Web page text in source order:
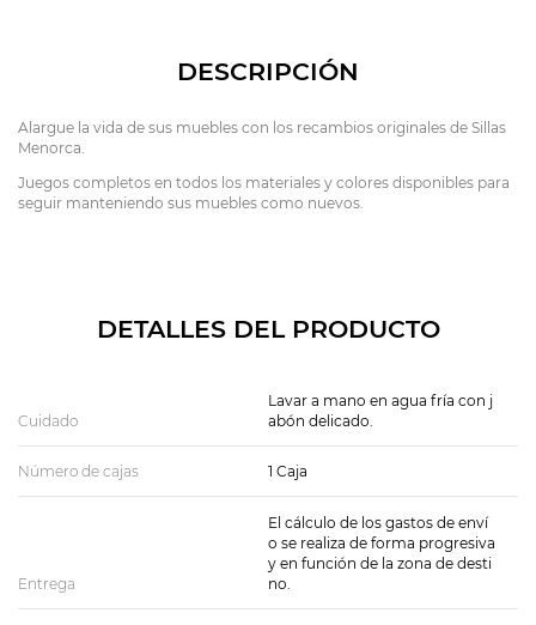
DESCRIPCIÓN
Alargue la vida de sus muebles con los recambios originales de Sillas
Menorca.
Juegos completos en todos los materiales y colores disponibles para
seguir manteniendo sus muebles como nuevos.
DETALLES DEL PRODUCTO
Cuidado
Lavar a mano en agua fría con j
abón delicado.
Número de cajas 1 Caja
Entrega
El cálculo de los gastos de enví
o se realiza de forma progresiva
y en función de la zona de desti
no.